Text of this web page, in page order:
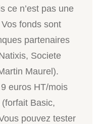
ce n’est pas une
fonds sont
partenaires
Societe
Maurel).
euros HT/mois
Basic,
pouvez tester